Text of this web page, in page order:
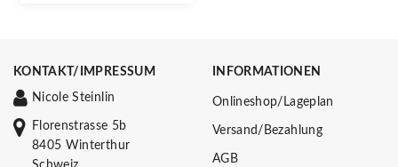
KONTAKT/IMPRESSUM
Nicole Steinlin
Florenstrasse 5b
8405 Winterthur
INFORMATIONEN
Onlineshop/Lageplan
Versand/Bezahlung
AGB